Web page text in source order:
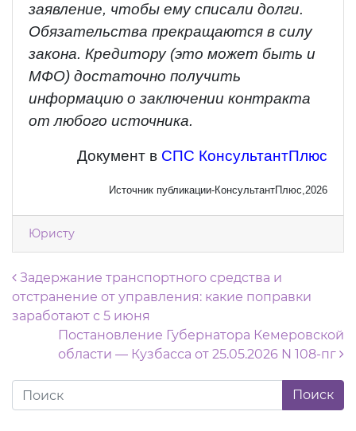
заявление, чтобы ему списали долги.
Обязательства прекращаются в силу
закона. Кредитору (это может быть и
МФО) достаточно получить
информацию о заключении контракта
от любого источника.
Документ в СПС КонсультантПлюс
Источник публикации-КонсультантПлюс,2026
Юристу
Навигация по записям
Задержание транспортного средства и
отстранение от управления: какие поправки
заработают с 5 июня
Постановление Губернатора Кемеровской
области — Кузбасса от 25.05.2026 N 108-пг